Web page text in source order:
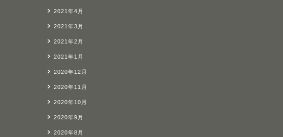
2021年4月
2021年3月
2021年2月
2021年1月
2020年12月
2020年11月
2020年10月
2020年9月
2020年8月